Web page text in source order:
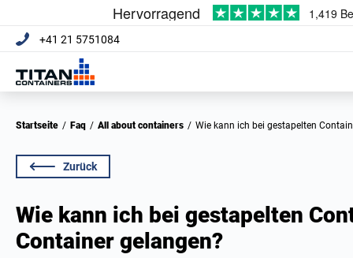
+41 21 5751084
Startseite / Faq / All about containers / Wie kann ich bei gestapelten
Zurück
Wie kann ich bei gestapelten
Container gelangen?